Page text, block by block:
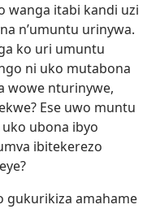
wanga itabi kandi uzi
n’umuntu urinywa.
ko uri umuntu
ni uko mutabona
wowe nturinywe,
Ese uwo muntu
ubona ibyo
ibitekerezo
gukurikiza amahame